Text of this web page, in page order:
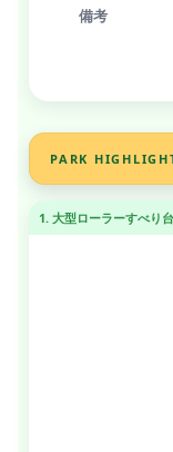
備考
PARK
1. 大型ローラーすべり台